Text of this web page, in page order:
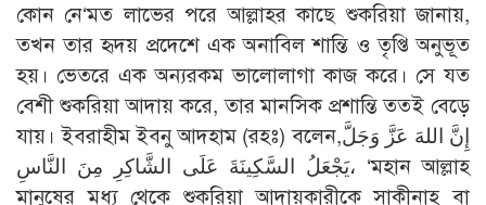
কোন নে‘মত লাভের পরে আল্লাহর কাছে শুকরিয়া জানায়,
তখন তার হৃদয় প্রদেশে এক অনাবিল শান্তি ও তৃপ্তি অনুভূত
হয়। ভেতরে এক অন্যরকম ভালোলাগা কাজ করে। সে যত
বেশী শুকরিয়া আদায় করে, তার মানসিক প্রশান্তি ততই বেড়ে
যায়। ইবরাহীম ইবনু আদহাম (রহঃ) বলেন,إِنَّ اللهَ عَزَّ وَجَلَّ
يَجْعَلُ السَّكِينَةَ عَلَى الشَّاكِرِ مِنَ النَّاسِ، ‘মহান আল্লাহ
মানুষের মধ্য থেকে শুকরিয়া আদায়কারীকে সাকীনাহ বা